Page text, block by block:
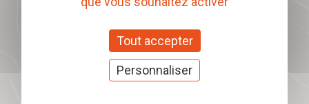
Notre catalogue produits
Télécharger
Tout accepter
Personnaliser